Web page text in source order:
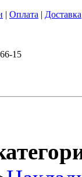
| Оплата | Доставка
15